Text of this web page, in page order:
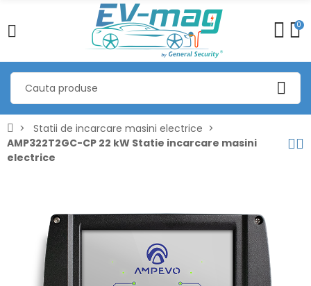
0
Statii de incarcare masini electrice
AMP322T2GC-CP 22 kW Statie incarcare masini
electrice